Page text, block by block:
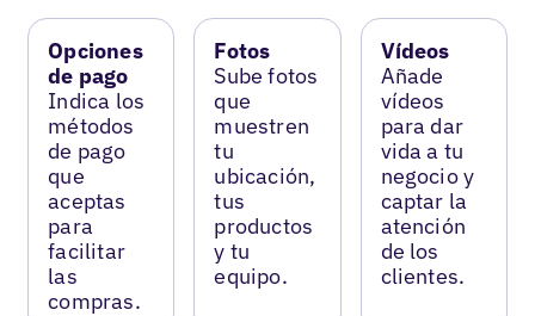
Opciones
de pago
Indica los
métodos
de pago
que
aceptas
para
facilitar
las
compras.
Fotos
Sube fotos
que
muestren
tu
ubicación,
tus
productos
y tu
equipo.
Vídeos
Añade
vídeos
para dar
vida a tu
negocio y
captar la
atención
de los
clientes.